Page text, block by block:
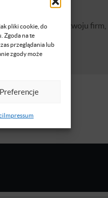
pliki cookie, do
Zgoda na te
przeglądania lub
zgody może
Preferencje
Impressum
finansowanie rozwoju firm,